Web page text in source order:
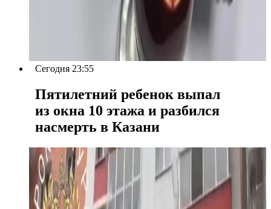
Сегодня 23:55
Пятилетний ребенок выпал
из окна 10 этажа и разбился
насмерть в Казани